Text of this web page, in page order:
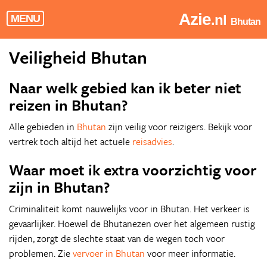
MENU Azie.nl Bhutan
Veiligheid Bhutan
Naar welk gebied kan ik beter niet
reizen in Bhutan?
Alle gebieden in Bhutan zijn veilig voor reizigers. Bekijk voor
vertrek toch altijd het actuele reisadvies.
Waar moet ik extra voorzichtig voor
zijn in Bhutan?
Criminaliteit komt nauwelijks voor in Bhutan. Het verkeer is
gevaarlijker. Hoewel de Bhutanezen over het algemeen rustig
rijden, zorgt de slechte staat van de wegen toch voor
problemen. Zievervoer in Bhutan voor meer informatie.